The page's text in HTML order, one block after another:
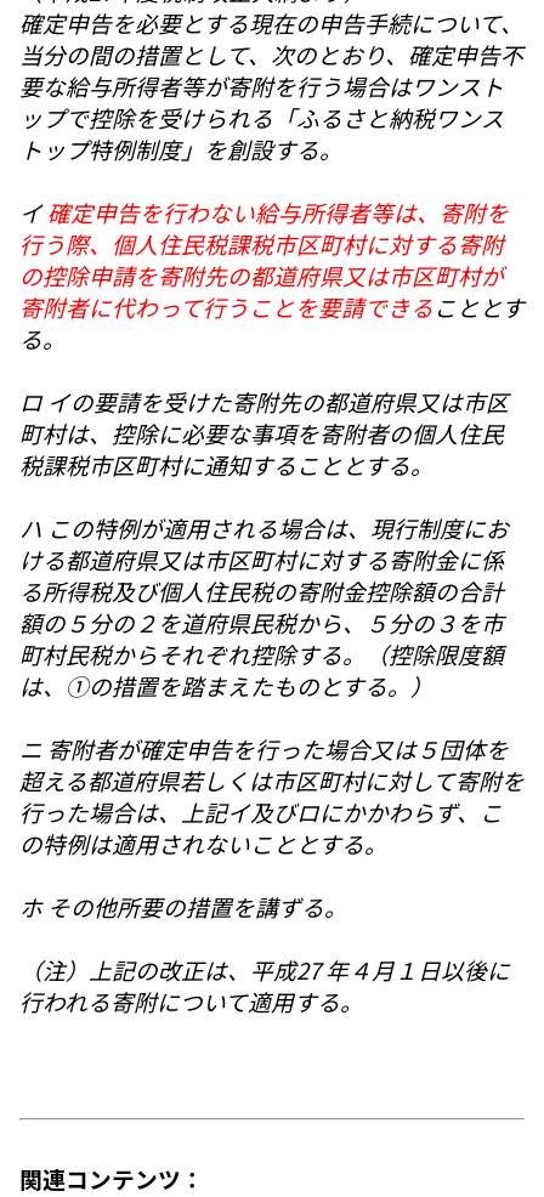
確定申告を必要とする現在の申告手続について、
当分の間の措置として、次のとおり、確定申告不
要な給与所得者等が寄附を行う場合はワンスト
ップで控除を受けられる「ふるさと納税ワンス
トップ特例制度」を創設する。
イ確定申告を行わない給与所得者等は、寄附を
行う際、個人住民税課税市区町村に対する寄附
の控除申請を寄附先の都道府県又は市区町村が
寄附者に代わって行うことを要請できることとす
る。
ロ イの要請を受けた寄附先の都道府県又は市区
町村は、控除に必要な事項を寄附者の個人住民
税課税市区町村に通知することとする。
ハ この特例が適用される場合は、現行制度にお
ける都道府県又は市区町村に対する寄附金に係
る所得税及び個人住民税の寄附金控除額の合計
額の５分の２を道府県民税から、５分の３を市
町村民税からそれぞれ控除する。（控除限度額
は、①の措置を踏まえたものとする。）
ニ 寄附者が確定申告を行った場合又は５団体を
超える都道府県若しくは市区町村に対して寄附を
行った場合は、上記イ及びロにかかわらず、こ
の特例は適用されないこととする。
ホ その他所要の措置を講ずる。
（注）上記の改正は、平成27 年４月１日以後に
行われる寄附について適用する。
関連コンテンツ：